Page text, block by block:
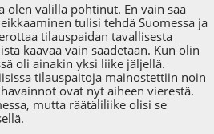
olen välillä pohtinut. En vain saa
tulisi tehdä Suomessa ja
tilauspaidan tavallisesta
kaavaa vain säädetään. Kun olin
oli ainakin yksi liike jäljellä.
tilauspaitoja mainostettiin noin
ovat nyt aiheen vierestä.
mutta räätäliliike olisi se